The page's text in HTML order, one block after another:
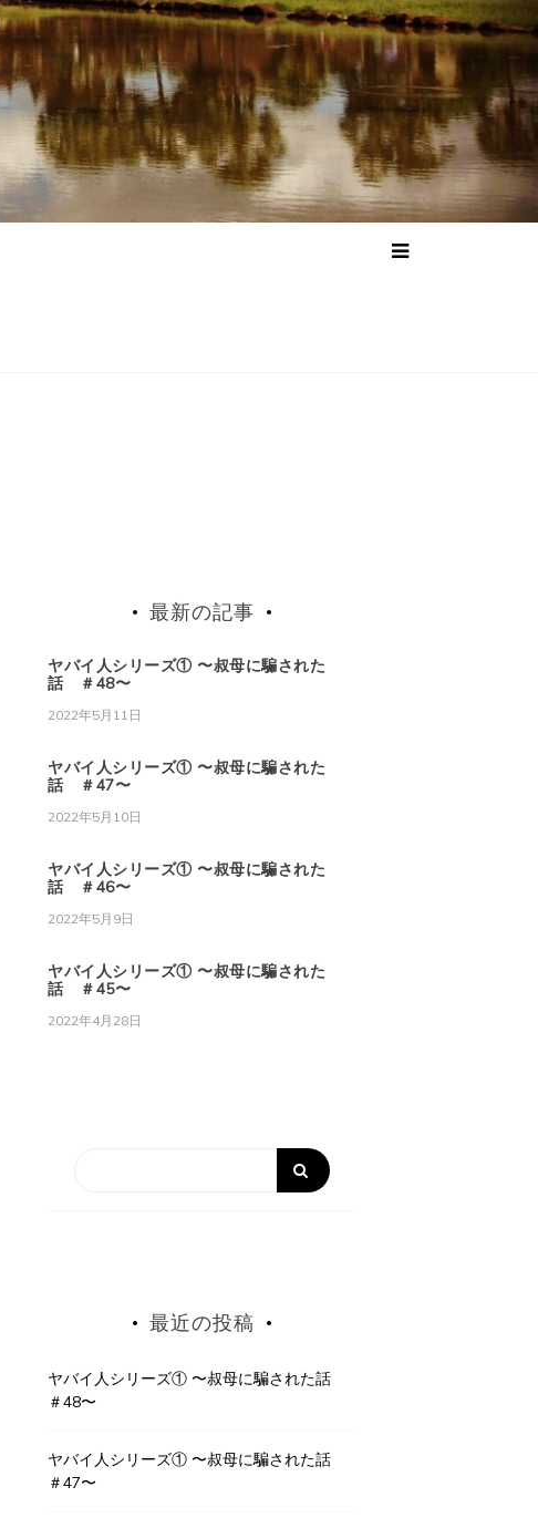
最新の記事
ヤバイ人シリーズ① 〜叔母に騙された
話 ＃48〜
2022年5月11日
ヤバイ人シリーズ① 〜叔母に騙された
話 ＃47〜
2022年5月10日
ヤバイ人シリーズ① 〜叔母に騙された
話 ＃46〜
2022年5月9日
ヤバイ人シリーズ① 〜叔母に騙された
話 ＃45〜
2022年4月28日
最近の投稿
ヤバイ人シリーズ① 〜叔母に騙された話
＃48〜
ヤバイ人シリーズ① 〜叔母に騙された話
＃47〜